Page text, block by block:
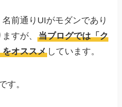
前通りUIがモダンであり
ますが、当ブログでは「ク
をオススメ しています。
す。